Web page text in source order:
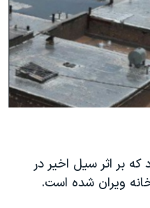
بر اثر سیل اخیر در